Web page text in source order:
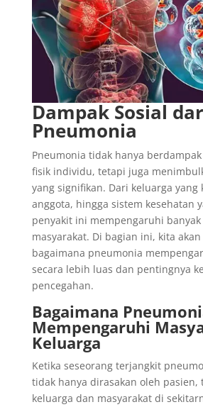
Dampak Sosial
Pneumonia
Pneumonia tidak hanya
fisik individu, tetapi juga
yang signifikan. Dari keluarga yang
anggota, hingga sistem kesehatan
penyakit ini mempengaruhi
masyarakat. Di bagian ini, kita
bagaimana pneumonia
secara lebih luas dan pentingnya
pencegahan.
Bagaimana
Mempengaruhi
Keluarga
Ketika seseorang terjangkit
tidak hanya dirasakan oleh pasien,
keluarga dan masyarakat di